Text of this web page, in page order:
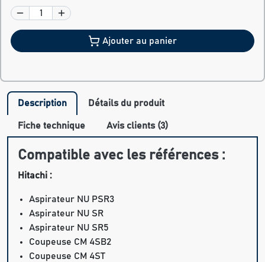
Ajouter au panier
Description Détails du produit
Fiche technique Avis clients (3)
Compatible avec les références :
Hitachi :
Aspirateur NU PSR3
Aspirateur NU SR
Aspirateur NU SR5
Coupeuse CM 4SB2
Coupeuse CM 4ST